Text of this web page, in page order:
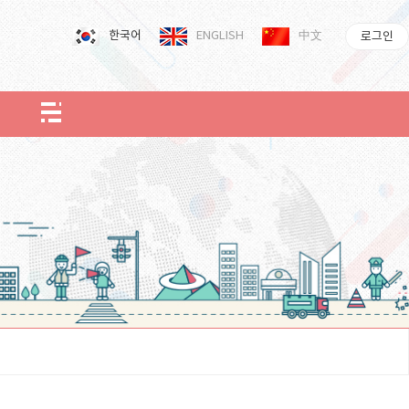
한국어 ENGLISH 中文 로그인